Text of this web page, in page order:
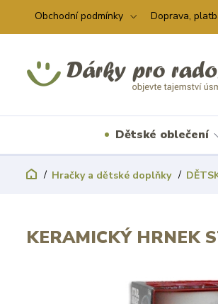
Obchodní podmínky Doprava,
Dětské oblečení
Hračky a dětské doplňky
KERAMICKÝ HRNEK